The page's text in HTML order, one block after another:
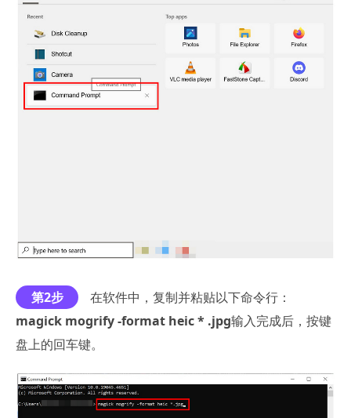
第2步
在软件中，复制并粘贴以下命令行：
magick mogrify -format heic * .jpg输入完成后，按键
盘上的回车键。